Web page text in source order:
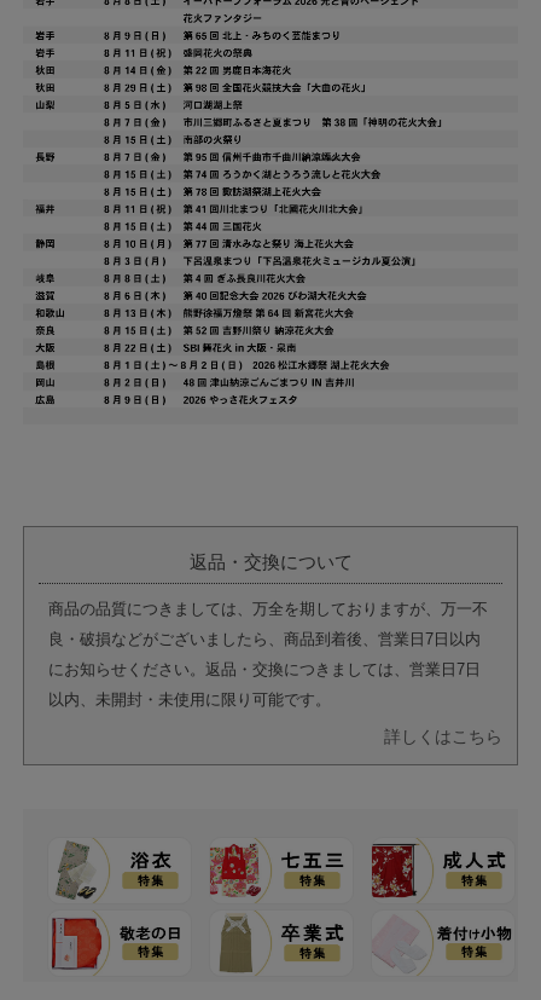
返品・交換について
商品の品質につきましては、万全を期しておりますが、万一不
良・破損などがございましたら、商品到着後、営業日7日以内
にお知らせください。返品・交換につきましては、営業日7日
以内、未開封・未使用に限り可能です。
詳しくはこちら